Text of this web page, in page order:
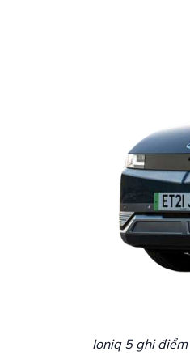
Ioniq 5 ghi